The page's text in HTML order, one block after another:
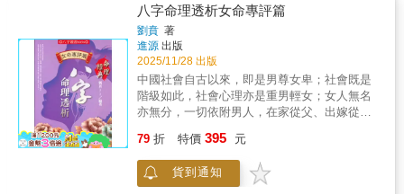
握，自然判斷就很準驗。〔旁註： 有怎樣的心
性，就有怎樣的人生；換句話說，先天八字可
斷個性、個性就是材質人品〕〔獨白： 不必置
疑！個性積極明斷或消極昏庸，行事風格截然
不同，成果亦自不同〕◎ 人的心性與才情表
現，也會因〔歲運〕的作用而改變。但命局八
字為其先天屬性，命局所顯示的心性或會因歲
位。〔旁註： 例如命局明見比劫祿刃，本性慎
謀能斷、自能任事任財官，然若逢歲運違逆，
心性變得剛愎或遲疑不決，則有人生頓挫或凶
然轉了一個彎，讓人措手不及，連該如何調整
都來不及思考。然而，多數時候，問題並非沒
有解方，而是我們在反覆的循環裡，忘了用另
一種思維方式看待事情。本書從第一章開始，
以八字基礎解析帶你理解這套古老的千年智
慧，讓命盤成為一份既能看見你的優勢，也能
照見盲點的人生使用說明書。並透過 21 則真實
故事，結合八字命盤的生命脈絡解析、AI 提示
詞的覺察引導，以及每一篇章的「人生指引
浮現的答案：多數人生困境，都能在覺察裡找
到轉念的力量。而 AI，是在這條路途中最好的
八字命理透析女命專評篇
劉賁 著
進源 出版
2025/11/28 出版
中國社會自古以來，即是男尊女卑；社會既是
階級如此，社會心理亦是重男輕女；女人無名
亦無分，一切依附男人，在家從父、出嫁從
論男命，女命只是附論；幾個命理經典，儘周
旋於男命之富貴窮通。即以最普遍的六親論述
來說，《淵海子平》之〈六親總論〉，敘述男
79 折 特價 395 元
貨到通知